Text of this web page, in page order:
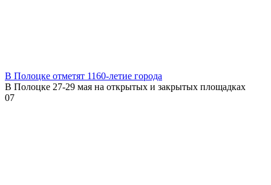
В Полоцке отметят 1160-летие города
В Полоцке 27-29 мая на открытых и закрытых площадках
07